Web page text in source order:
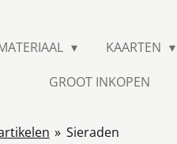
KAARTEN
GROOT INKOPEN
» Sieraden